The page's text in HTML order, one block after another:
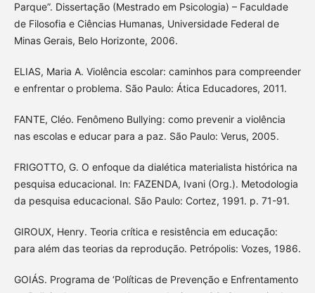
Parque”. Dissertação (Mestrado em Psicologia) – Faculdade
de Filosofia e Ciências Humanas, Universidade Federal de
Minas Gerais, Belo Horizonte, 2006.
ELIAS, Maria A. Violência escolar: caminhos para compreender
e enfrentar o problema. São Paulo: Ática Educadores, 2011.
FANTE, Cléo. Fenômeno Bullying: como prevenir a violência
nas escolas e educar para a paz. São Paulo: Verus, 2005.
FRIGOTTO, G. O enfoque da dialética materialista histórica na
pesquisa educacional. In: FAZENDA, Ivani (Org.). Metodologia
da pesquisa educacional. São Paulo: Cortez, 1991. p. 71-91.
GIROUX, Henry. Teoria crítica e resistência em educação:
para além das teorias da reprodução. Petrópolis: Vozes, 1986.
GOIÁS. Programa de ‘Políticas de Prevenção e Enfrentamento